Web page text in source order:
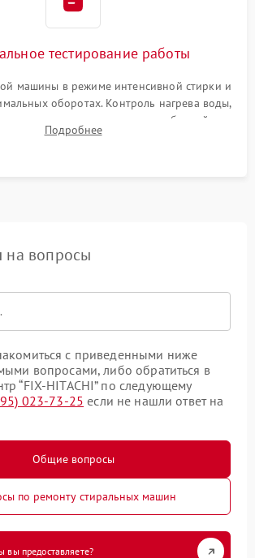
тестирование работы
машины в режиме интенсивной стирки и
оборотах. Контроль нагрева воды,
слива, отсутствия излишних вибраций,
стуков и протечек под корпусом.
Подробнее
на вопросы
с приведенными ниже
вопросами, либо обратиться в
“FIX-HITACHI” по следующему
023-73-25 если не нашли ответ на
Общие вопросы
по ремонту стиральных машин
вы предоставляете?